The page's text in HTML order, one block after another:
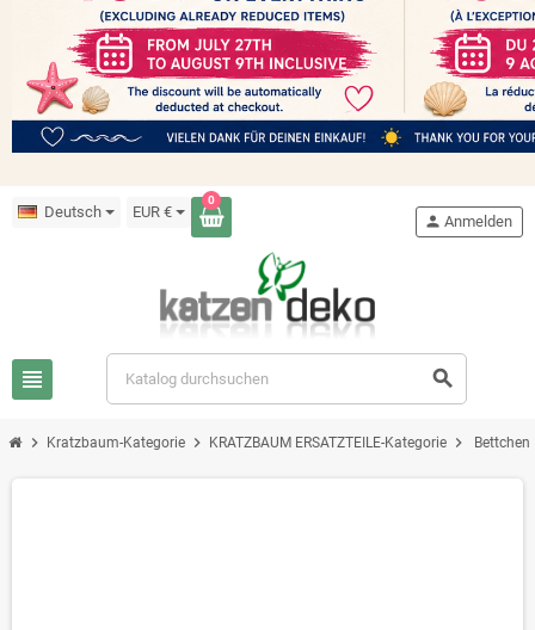
Deutsch EUR €
0
view_headline search
person Anmelden
chevron_right Kratzbaum-Kategorie chevron_right KRATZBAUM ERSATZTEILE-Kategorie chevron_right